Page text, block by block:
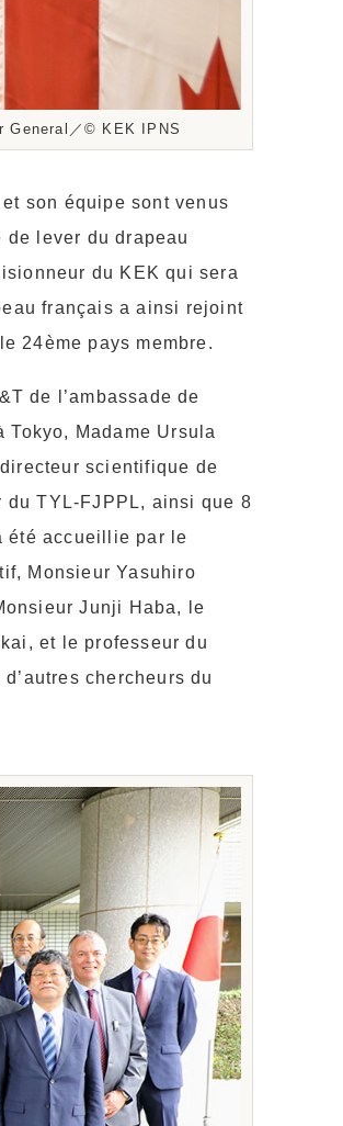
General／©️ KEK IPNS
son équipe sont venus
lever du drapeau
du KEK qui sera
français a ainsi rejoint
24ème pays membre.
de l’ambassade de
Madame Ursula
scientifique de
du TYL-FJPPL, ainsi que 8
été accueillie par le
Monsieur Yasuhiro
Junji Haba, le
et le professeur du
chercheurs du